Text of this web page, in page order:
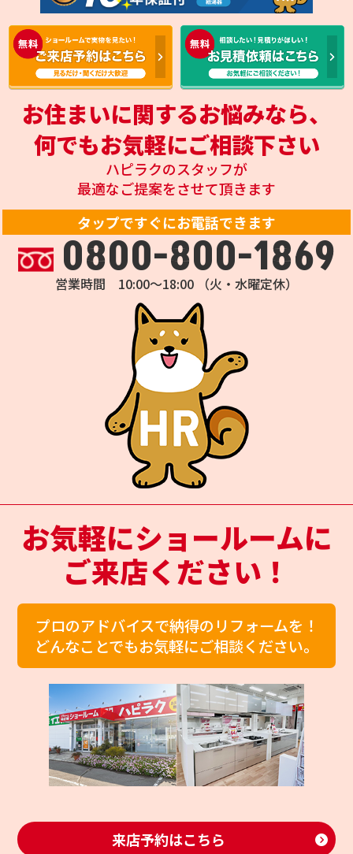
お住まいに関するお悩みなら、
何でもお気軽にご相談下さい
ハピラクのスタッフが
最適なご提案をさせて頂きます
タップですぐにお電話できます
0800-800-1869
営業時間 10:00～18:00 （火・水曜定休）
お気軽にショールームに
ご来店ください！
プロのアドバイスで納得のリフォームを！
どんなことでもお気軽にご相談ください。
来店予約はこちら